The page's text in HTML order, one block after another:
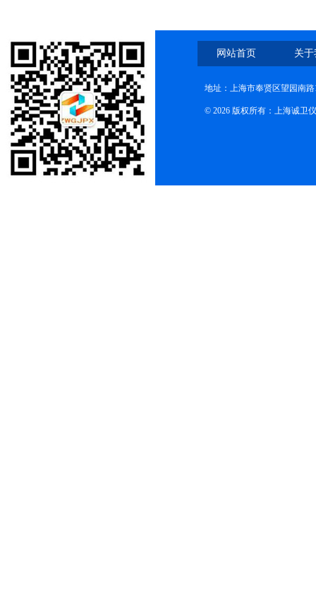
网站首页 关
地址：上海市奉贤区望园南路
© 2026 版权所有：上海诚卫